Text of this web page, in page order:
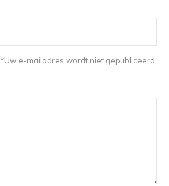
*Uw e-mailadres wordt niet gepubliceerd.